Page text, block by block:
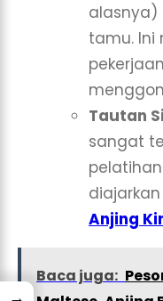
alasnya)
tamu. Ini
Tautan
sangat
Anjing
Baca juga: